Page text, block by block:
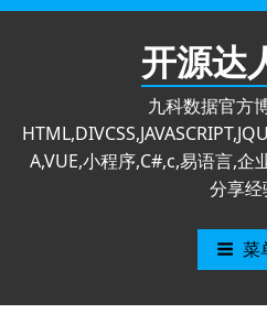
跳
开源达
九科数据官方
A,VUE,小程序,C#,c,易语言,企
分享经
菜